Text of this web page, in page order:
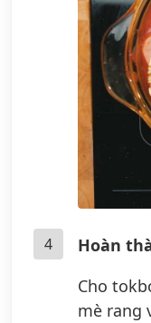
4
Hoàn
Cho
mè rang